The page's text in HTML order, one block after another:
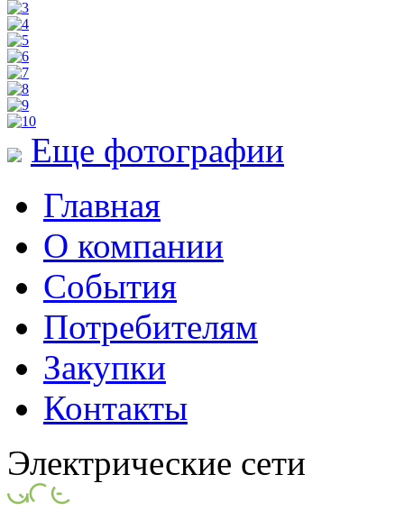
Еще фотографии
Главная
О компании
События
Потребителям
Закупки
Контакты
Электрические сети